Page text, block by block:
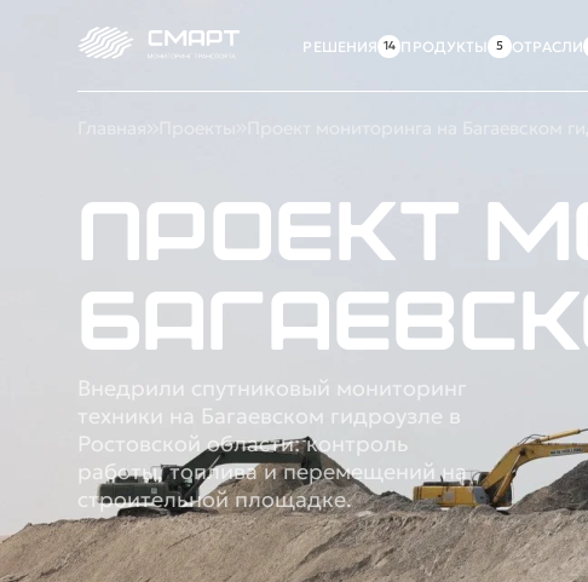
РЕШЕНИЯ ПРОДУКТЫ ОТРАСЛИ
Проект мониторинга на Багаевском
Проект
Внедрили спутниковый мониторинг
техники на Багаевском гидроузле в
Ростовской области: контроль
работы, топлива и перемещений на
строительной площадке.